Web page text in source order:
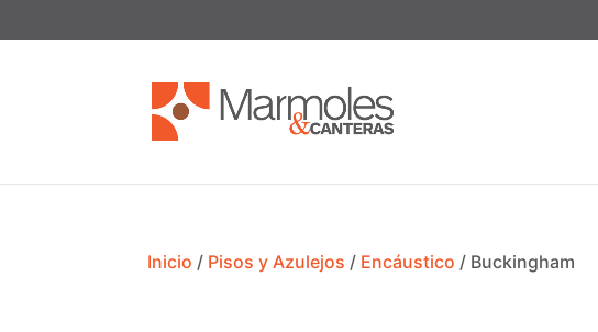
Inicio / Pisos y Azulejos / Encáustico / Buckingham